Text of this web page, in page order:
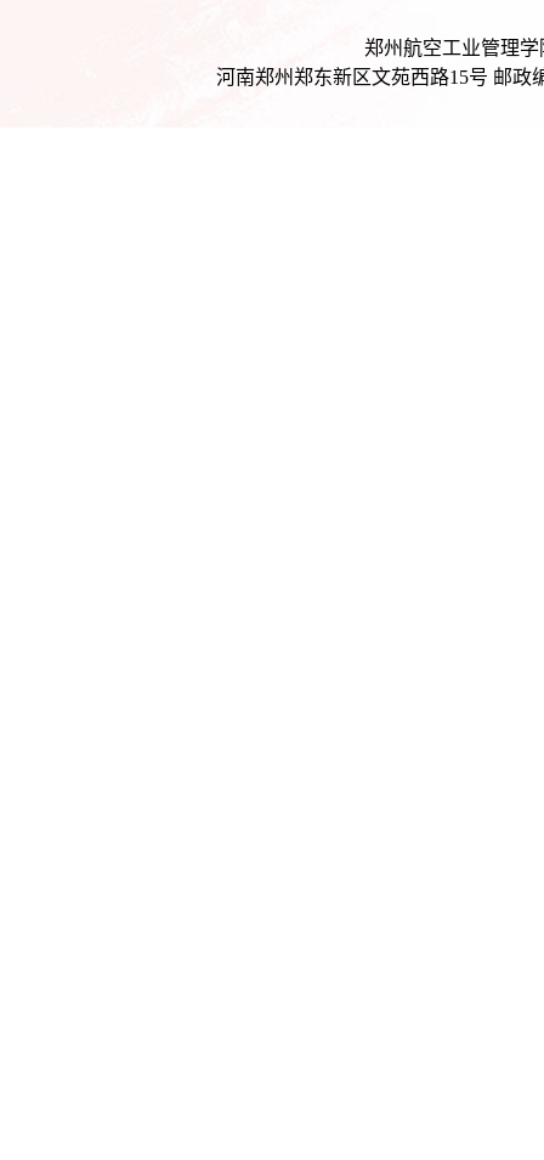
郑州航空工业管理学
河南郑州郑东新区文苑西路15号 邮政